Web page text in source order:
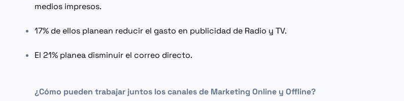
medios impresos.
17% de ellos planean reducir el gasto en publicidad de Radio y TV.
El 21% planea disminuir el correo directo.
¿Cómo pueden trabajar juntos los canales de Marketing Online y Offline?